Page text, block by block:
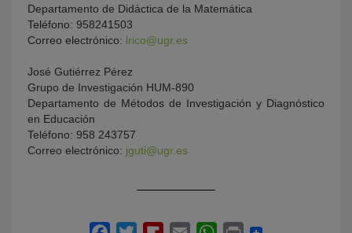
Departamento de Didáctica de la Matemática
Teléfono: 958241503
Correo electrónico: lrico@ugr.es
José Gutiérrez Pérez
Grupo de Investigación HUM-890
Departamento de Métodos de Investigación y Diagnóstico
en Educación
Teléfono: 958 243757
Correo electrónico: jguti@ugr.es